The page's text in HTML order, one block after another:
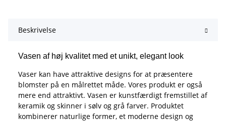
Beskrivelse
Vasen af høj kvalitet med et unikt, elegant look
Vaser kan have attraktive designs for at præsentere
blomster på en målrettet måde. Vores produkt er også
mere end attraktivt. Vasen er kunstfærdigt fremstillet af
keramik og skinner i sølv og grå farver. Produktet
kombinerer naturlige former, et moderne design og